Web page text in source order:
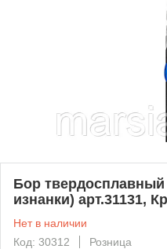
Бор твердосплавный
изнанки) арт.31131,
Нет в наличии
Код: 30312
Розница